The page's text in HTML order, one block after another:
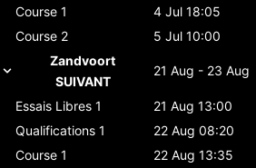
Course 1
4 Jul 18:05
Course 2
5 Jul 10:00
Zandvoort
SUIVANT
21 Aug - 23 Aug
Essais Libres 1
21 Aug 13:00
Qualifications 1
22 Aug 08:20
Course 1
22 Aug 13:35